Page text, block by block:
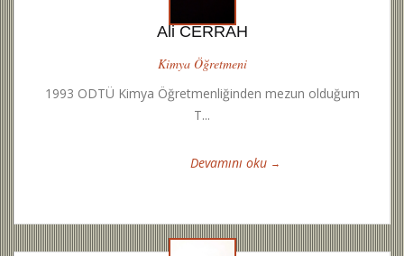
Ali CERRAH
Kimya Öğretmeni
1993 ODTÜ Kimya Öğretmenliğinden mezun olduğum
T...
Devamını oku